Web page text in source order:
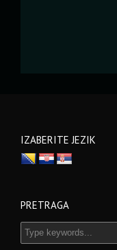
IZABERITE JEZIK
PRETRAGA